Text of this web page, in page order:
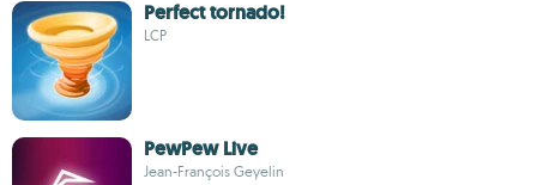
Perfect tornado!
LCP
PewPew Live
Jean-François Geyelin